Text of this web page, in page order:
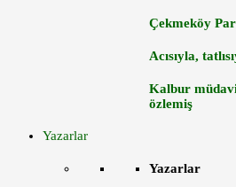
Çekmeköy
Acısıyla,
Kalbur
özlemiş
Yazarlar
Yazarlar